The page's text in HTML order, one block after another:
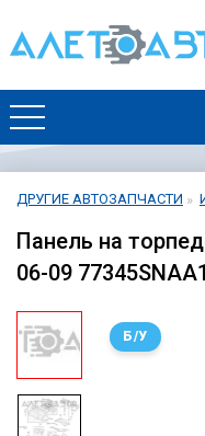
ДРУГИЕ АВТОЗАПЧАСТИ
Панель на
06-09
Б/У